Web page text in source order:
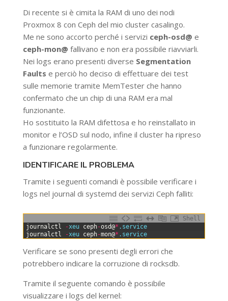
Di recente si è cimita la RAM di uno dei nodi
Proxmox 8 con Ceph del mio cluster casalingo.
Me ne sono accorto perché i servizi ceph-osd@ e
ceph-mon@ fallivano e non era possibile riavviarli.
Nei logs erano presenti diverse Segmentation
Faults e perciò ho deciso di effettuare dei test
sulle memorie tramite MemTester che hanno
confermato che un chip di una RAM era mal
funzionante.
Ho sostituito la RAM difettosa e ho reinstallato in
monitor e l’OSD sul nodo, infine il cluster ha ripreso
a funzionare regolarmente.
IDENTIFICARE IL PROBLEMA
Tramite i seguenti comandi è possibile verificare i
logs nel journal di systemd dei servizi Ceph falliti:
Shell
journalctl -xeu ceph-osd@* .service
journalctl
-xeu ceph-mon@* .service
Verificare se sono presenti degli errori che
potrebbero indicare la corruzione di rocksdb.
Tramite il seguente comando è possibile
visualizzare i logs del kernel: